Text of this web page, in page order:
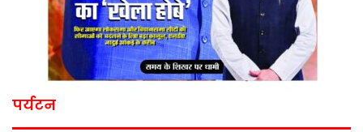
पर्यटन